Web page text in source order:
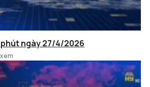
phút ngày 27/4/2026